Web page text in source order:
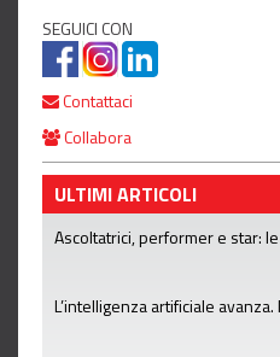
SEGUICI CON
Contattaci
Collabora
ULTIMI ARTICOLI
Ascoltatrici, performer e star:
L’intelligenza artificiale